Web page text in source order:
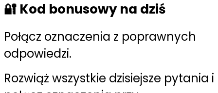
🔐 Kod bonusowy na dziś
Połącz oznaczenia z poprawnych
odpowiedzi.
Rozwiąż wszystkie dzisiejsze pytania i